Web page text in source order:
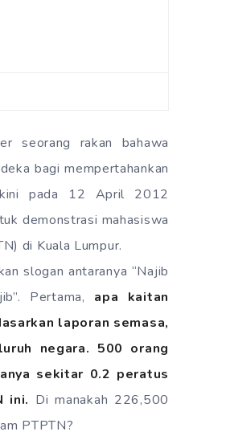
seorang rakan bahawa
bagi mempertahankan
pada 12 April 2012
demonstrasi mahasiswa
di Kuala Lumpur.
slogan antaranya “Najib
Pertama, apa kaitan
laporan semasa,
negara. 500 orang
sekitar 0.2 peratus
ini. Di manakah 226,500
PTPTN?